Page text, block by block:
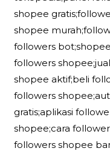
shopee
shopee
followers
followers
shopee aktif;beli
followers
gratis;aplikasi
shopee;cara
followers shopee